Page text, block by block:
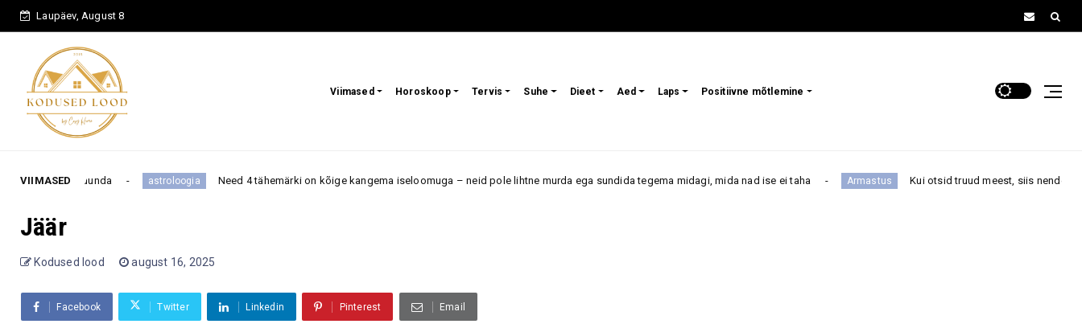
Laupäev, August 8
Viimased Horoskoop Tervis Suhe Dieet Aed Laps Positiivne mõtlemine
VIIMASEDastroloogia Need 4 tähemärki on kõige kangema iseloomuga – neid pole lihtne murda ega sundida tegema midagi, mida nad ise ei taha Armastus Kui otsid truud meest, siis nende 4 tähemärgi all
Jäär
Kodused lood august 16, 2025
Facebook Twitter Linkedin Pinterest Email